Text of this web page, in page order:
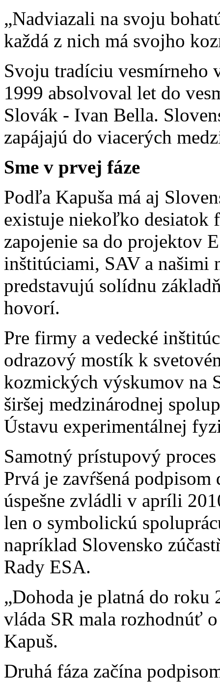
„Nadviazali na svoju
každá z nich má svojho
Svoju tradíciu vesmírneho
1999 absolvoval let do
Slovák - Ivan Bella.
zapájajú do viacerých
Sme v prvej fáze
Podľa Kapuša má aj
existuje niekoľko desiatok
zapojenie sa do projektov
inštitúciami, SAV a našimi
predstavujú solídnu
hovorí.
Pre firmy a vedecké
odrazový mostík k
kozmických výskumov na
širšej medzinárodnej
Ústavu experimentálnej
Samotný prístupový
Prvá je zavŕšená
úspešne zvládli v apríli
len o symbolickú
napríklad Slovensko
Rady ESA.
„Dohoda je platná do
vláda SR mala rozhodnúť
Kapuš.
Druhá fáza začína